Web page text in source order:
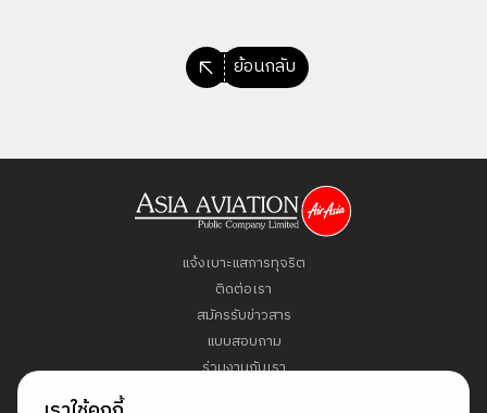
ย้อนกลับ
แจ้งเบาะแสการทุจริต
ติดต่อเรา
สมัครรับข่าวสาร
แบบสอบถาม
ร่วมงานกับเรา